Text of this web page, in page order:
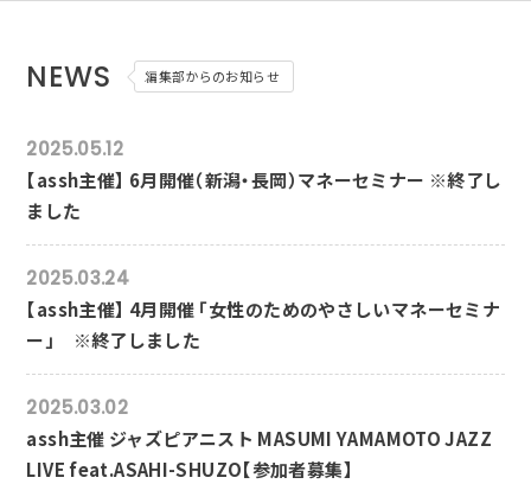
NEWS 編集部からのお知らせ
2025.05.12
【assh主催】 6月開催（新潟・長岡）マネーセミナー ※終了し
ました
2025.03.24
【assh主催】 4月開催 「女性のためのやさしいマネーセミナ
ー」 ※終了しました
2025.03.02
assh主催 ジャズピアニスト MASUMI YAMAMOTO JAZZ
LIVE feat.ASAHI-SHUZO【参加者募集】